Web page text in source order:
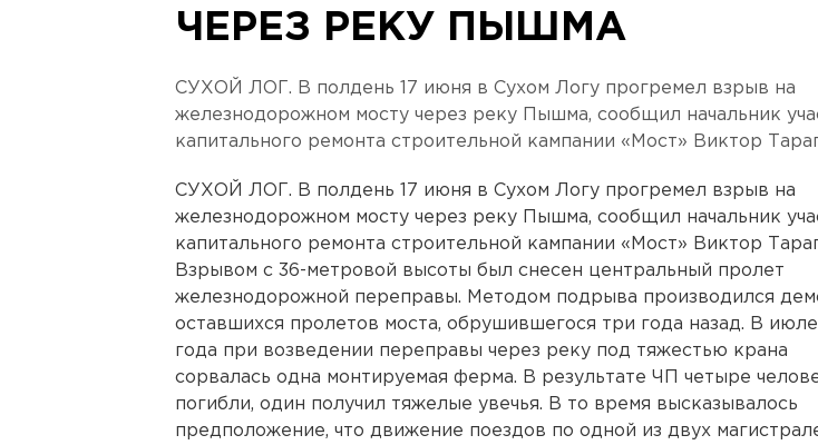
ЧЕРЕЗ РЕКУ ПЫШМА
СУХОЙ ЛОГ. В полдень 17 июня в Сухом Логу прогремел взрыв на
железнодорожном мосту через реку Пышма, сообщил начальник
капитального ремонта строительной кампании «Мост» Виктор
СУХОЙ ЛОГ. В полдень 17 июня в Сухом Логу прогремел взрыв на
железнодорожном мосту через реку Пышма, сообщил начальник
капитального ремонта строительной кампании «Мост» Виктор
Взрывом с 36-метровой высоты был снесен центральный пролет
железнодорожной переправы. Методом подрыва производился
оставшихся пролетов моста, обрушившегося три года назад. В июле
года при возведении переправы через реку под тяжестью крана
сорвалась одна монтируемая ферма. В результате ЧП четыре
погибли, один получил тяжелые увечья. В то время высказывалось
предположение, что движение поездов по одной из двух